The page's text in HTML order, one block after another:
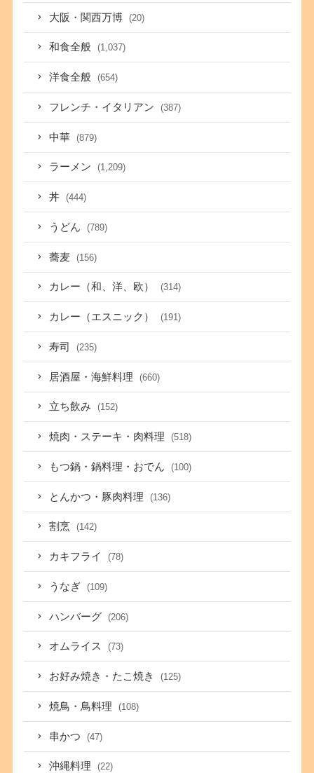
大阪・関西万博 (20)
和食全般 (1,037)
洋食全般 (654)
フレンチ・イタリアン (387)
中華 (879)
ラーメン (1,209)
丼 (444)
うどん (789)
蕎麦 (156)
カレー（和、洋、欧） (314)
カレー（エスニック） (191)
寿司 (235)
居酒屋・海鮮料理 (660)
立ち飲み (152)
焼肉・ステーキ・肉料理 (518)
もつ鍋・鍋料理・おでん (100)
とんかつ・豚肉料理 (136)
割烹 (142)
カキフライ (78)
うなぎ (109)
ハンバーグ (206)
オムライス (73)
お好み焼き・たこ焼き (125)
焼鳥・鳥料理 (108)
串かつ (47)
沖縄料理 (22)